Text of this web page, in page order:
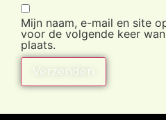
Mijn naam, e-mail en site
voor de volgende keer
plaats.